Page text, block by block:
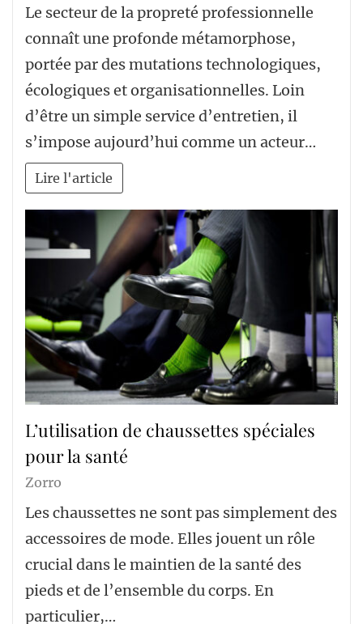
Le secteur de la propreté professionnelle
connaît une profonde métamorphose,
portée par des mutations technologiques,
écologiques et organisationnelles. Loin
d’être un simple service d’entretien, il
s’impose aujourd’hui comme un acteur…
Lire l'article
L’utilisation de chaussettes spéciales
pour la santé
Zorro
Les chaussettes ne sont pas simplement des
accessoires de mode. Elles jouent un rôle
crucial dans le maintien de la santé des
pieds et de l’ensemble du corps. En
particulier,…